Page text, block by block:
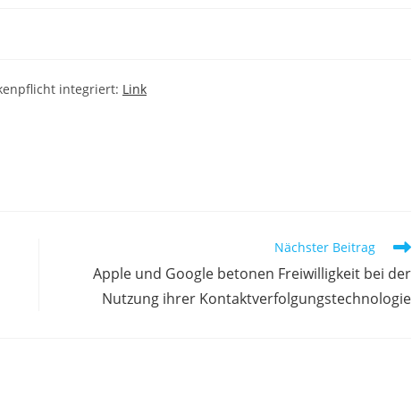
integriert: Link
Nächster Beitrag
Apple und Google betonen Freiwilligkeit bei der
Nutzung ihrer Kontaktverfolgungstechnologie